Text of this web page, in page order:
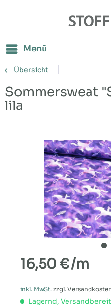
Menü
Übersicht
Sommersweat
lila
16,50 €/m
inkl. MwSt. zzgl. Versandkosten
Lagernd,